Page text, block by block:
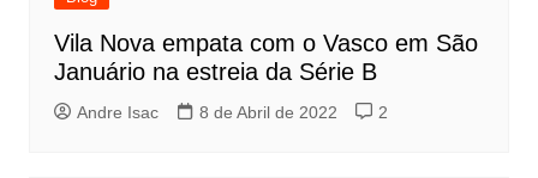
Vila Nova empata com o Vasco em São
Januário na estreia da Série B
Andre Isac 8 de Abril de 2022 2